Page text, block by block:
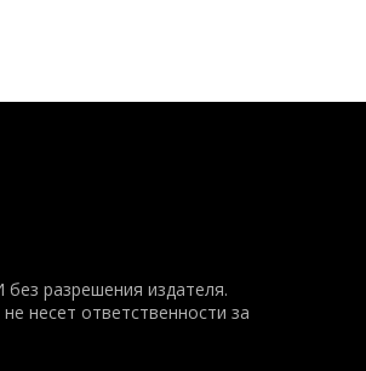
разрешения издателя.
несет ответственности за